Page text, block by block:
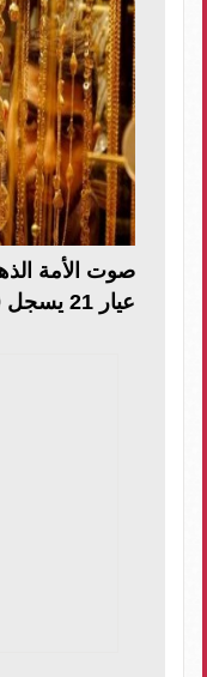
صوت الأمة
عيار 21 يسجل 5950 جنيها